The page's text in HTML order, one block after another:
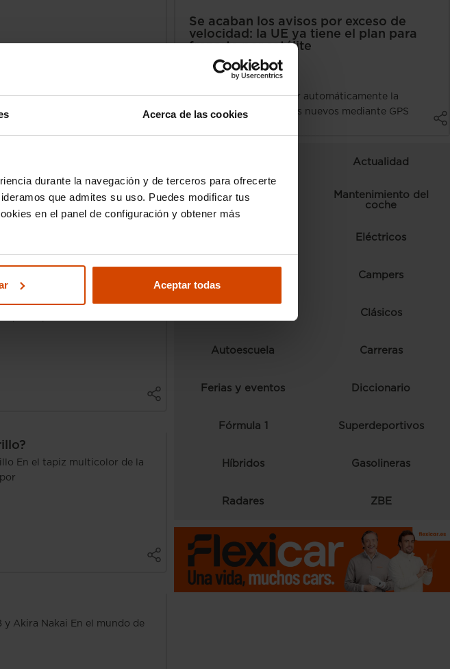
Acerca de las cookies
durante la navegación y de terceros para ofrecerte
que admites su uso. Puedes modificar tus
en el panel de configuración y obtener más
Aceptar todas
hablarte del Toyota
En el tapiz multicolor de la
y Akira Nakai En el mundo de
Se acaban los avisos por exceso de
velocidad: la UE ya tiene el plan para
frenarte por satélite
Clara Barceló Alegre
04/08/2026
Bruselas estudia limitar automáticamente la
velocidad de los coches nuevos mediante GPS
Actualidad
Ranking
Mantenimiento del
coche
Eléctricos
Campers
Clásicos
Autoescuela Carreras
Ferias y eventos Diccionario
Fórmula 1 Superdeportivos
Híbridos Gasolineras
Radares ZBE